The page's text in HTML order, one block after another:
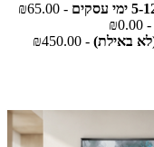
- ₪65.00
- ₪0.00
- ₪450.00